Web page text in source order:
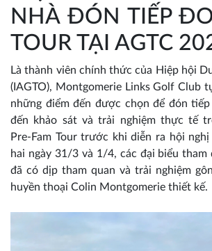
NHÀ ĐÓN TIẾP
TOUR TẠI AGTC
Là thành viên chính thức của Hiệp hội
(IAGTO), Montgomerie Links Golf Club
những điểm đến được chọn để đón
đến khảo sát và trải nghiệm thực tế
Pre-Fam Tour trước khi diễn ra hội
hai ngày 31/3 và 1/4, các đại biểu tham
đã có dịp tham quan và trải nghiệm
huyền thoại Colin Montgomerie thiết kế.